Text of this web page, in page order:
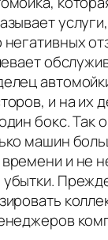
и на их
бокс. Так
машин
и не